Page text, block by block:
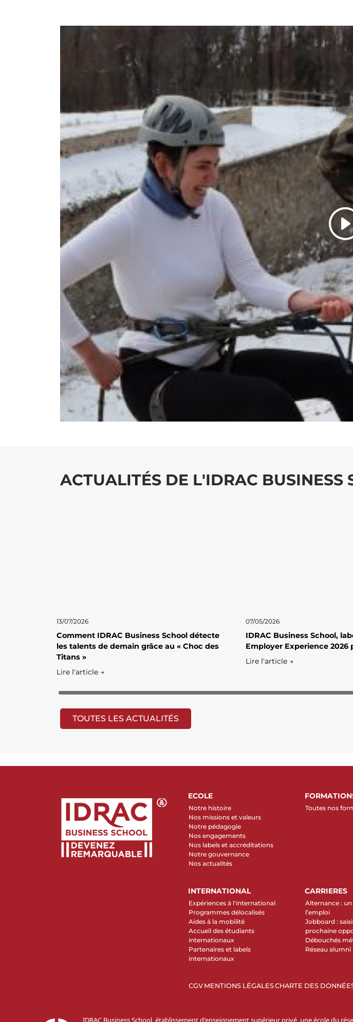
ACTUALITÉS DE L'IDRAC BUSINESS
13/07/2026
Comment IDRAC Business School détecte
les talents de demain grâce au « Choc des
Titans »
Lire l'article →
07/05/2026
IDRAC Business School,
Employer Experience 2026
Lire l'article →
TOUTES LES ACTUALITÉS
ECOLE
Notre histoire
Nos missions et valeurs
Notre pédagogie
Nos engagements
Nos labels et accréditations
Notre gouvernance
Nos actualités
Toutes nos
INTERNATIONAL
Expériences à l'international
Programmes délocalisés
Aides à la mobilité
Accueil des étudiants
internationaux
Partenaires et labels
internationaux
CARRIERES
Alternance :
l’emploi
Jobboard :
prochaine
Débouchés
Réseau alumni
CGV MENTIONS LÉGALESCHARTE DES